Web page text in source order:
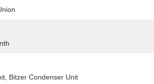
Bitzer Condenser Unit